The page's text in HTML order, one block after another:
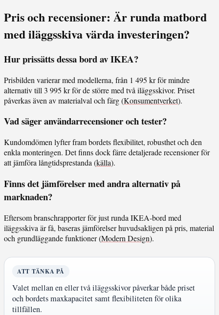
Pris och recensioner: Är runda matbord
med iläggsskiva värda investeringen?
Hur prissätts dessa bord av IKEA?
Prisbilden varierar med modellerna, från 1 495 kr för mindre
alternativ till 3 995 kr för de större med två iläggsskivor. Priset
påverkas även av materialval och färg (Konsumentverket).
Vad säger användarrecensioner och tester?
Kundomdömen lyfter fram bordets flexibilitet, robusthet och den
enkla monteringen. Det finns dock färre detaljerade recensioner för
att jämföra långtidsprestanda (källa).
Finns det jämförelser med andra alternativ på
marknaden?
Eftersom branschrapporter för just runda IKEA-bord med
iläggsskiva är få, baseras jämförelser huvudsakligen på pris, material
och grundläggande funktioner (Modern Design).
ATT TÄNKA PÅ
Valet mellan en eller två iläggsskivor påverkar både priset
och bordets maxkapacitet samt flexibiliteten för olika
tillfällen.